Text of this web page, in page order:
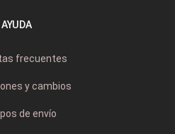
AYUDA
frecuentes
y cambios
de envío